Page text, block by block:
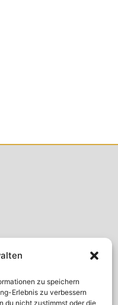
zu speichern
Erlebnis zu verbessern
du nicht zustimmst oder die